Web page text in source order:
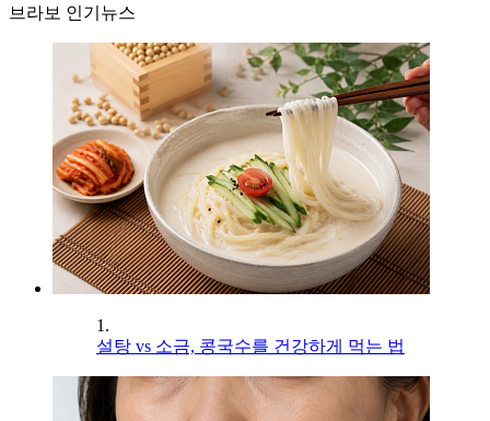
브라보 인기뉴스
1.
설탕 vs 소금, 콩국수를 건강하게 먹는 법